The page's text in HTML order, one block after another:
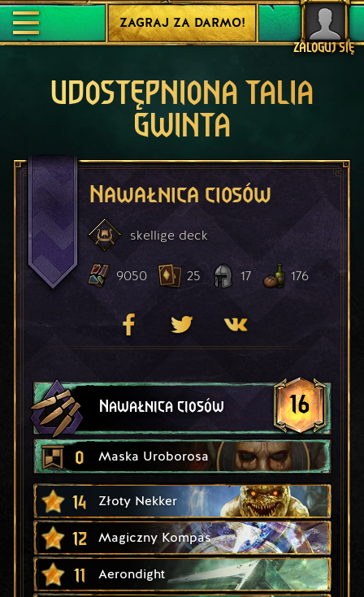
ZALOGUJ SIĘ
ZAGRAJ ZA DARMO!
UDOSTĘPNIONA TALIA
GWINTA
Nawałnica ciosów
skellige deck
9050 25 17 176
Nawałnica ciosów 16
0 Maska Uroborosa
14 Złoty Nekker
12 Magiczny Kompas
11 Aerondight